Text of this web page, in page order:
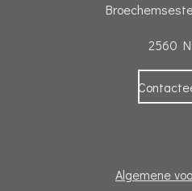
2560
Algemene